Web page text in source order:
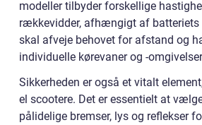
modeller tilbyder forskellige
rækkevidder, afhængigt af batteriets
skal afveje behovet for afstand og
individuelle kørevaner og -
Sikkerheden er også et vitalt
el scootere. Det er essentielt at
pålidelige bremser, lys og reflekser